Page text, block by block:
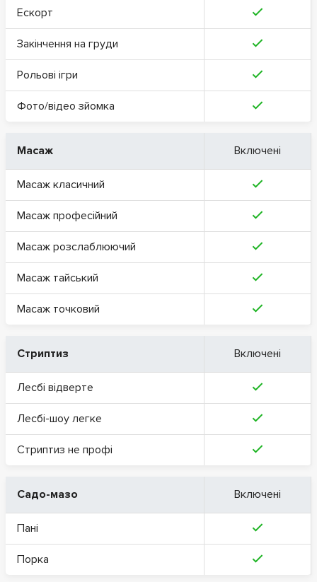
Ескорт
Закінчення на груди
Рольові ігри
Фото/відео зйомка
Масаж Включені
Масаж класичний
Масаж професійний
Масаж розслаблюючий
Масаж тайський
Масаж точковий
Стриптиз Включені
Лесбі відверте
Лесбі-шоу легке
Стриптиз не профі
Садо-мазо Включені
Пані
Порка